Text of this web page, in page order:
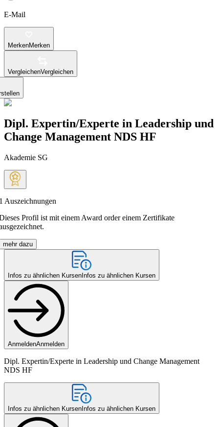
E-Mail
MerkenMerken
VergleichenVergleichen
Dipl. Expertin/Experte in Leadership und
Change Management NDS HF
Akademie SG
Auszeichnungen
Profil ist mit einem Award order einem Zertifikate
mehr dazu
Infos zu ähnlichen Kursen Infos zu ähnlichen Kursen
AnmeldenAnmelden
Dipl. Expertin/Experte in Leadership und Change Management
NDS HF
Infos zu ähnlichen Kursen Infos zu ähnlichen Kursen